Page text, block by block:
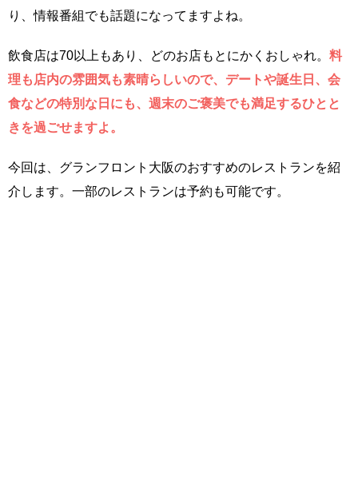
り、情報番組でも話題になってますよね。
飲食店は70以上もあり、どのお店もとにかくおしゃれ。 料
理も店内の雰囲気も素晴らしいので、デートや誕生日、会
食などの特別な日にも、週末のご褒美でも満足するひとと
きを過ごせますよ。
今回は、グランフロント大阪のおすすめのレストランを紹
介します。一部のレストランは予約も可能です。